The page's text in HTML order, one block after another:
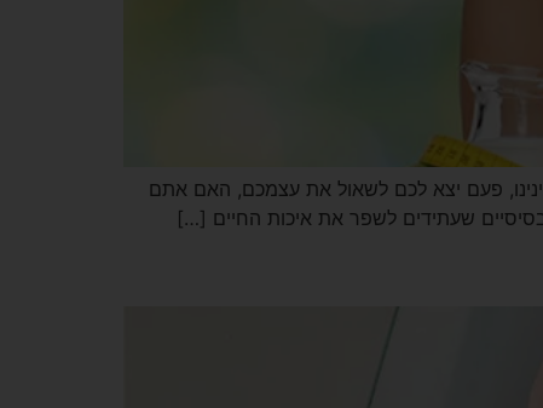
פעם יצא לכם לשאול את עצמכם, האם אתם